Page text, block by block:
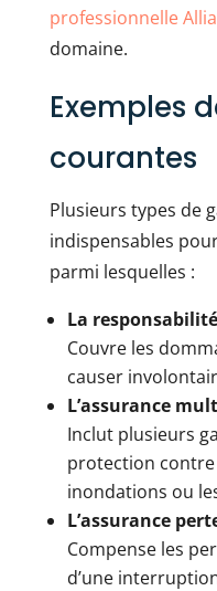
professionnelle
domaine.
Exemples
courantes
Plusieurs types de
indispensables
parmi lesquelles :
La
Couvre les
causer
L’assurance
Inclut plusieurs
protection contre
inondations ou
L’assurance
Compense les
d’une